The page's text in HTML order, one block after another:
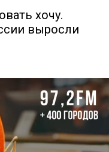
хочу.
выросли